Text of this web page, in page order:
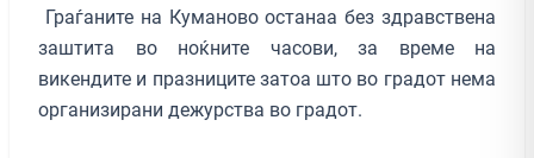
Граѓаните на Куманово останаа без здравствена
заштита во ноќните часови, за време на
викендите и празниците затоа што во градот нема
организирани дежурства во градот.